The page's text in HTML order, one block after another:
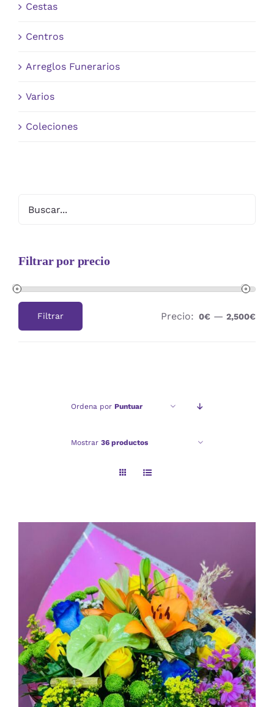
Cestas
Centros
Arreglos Funerarios
Varios
Coleciones
Filtrar por precio
Filtrar Precio: 0€ —2,500€
Ordena por Puntuar
Mostrar 36 productos
AÑADIR AL CARRITO
/
DETALLES